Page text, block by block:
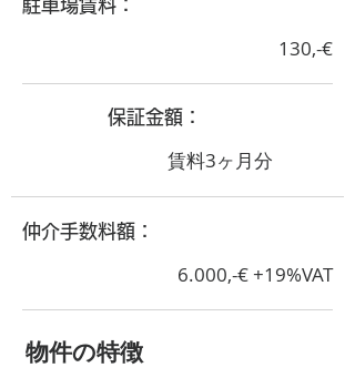
​駐車場賃料：
130,-€
​保証金額：
賃料3ヶ月分
​仲介手数料額：
6.000,-€ +19%VAT
​物件の特徴